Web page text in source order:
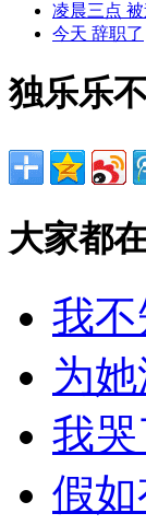
凌晨三点
今天 辞职了
独乐乐
大家都
我
为
我哭
假